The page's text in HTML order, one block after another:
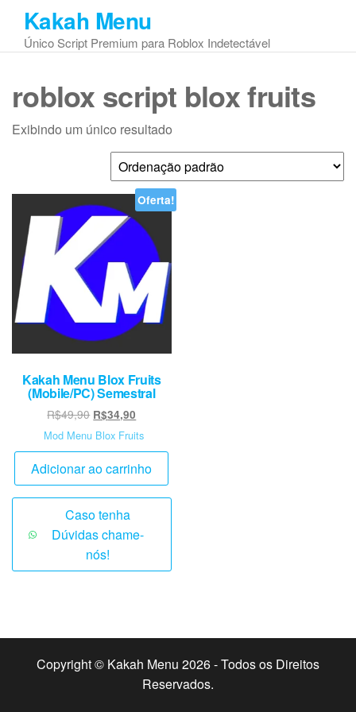
the
Kakah Menu
Único Script Premium para Roblox Indetectável
roblox script blox fruits
Exibindo um único resultado
Oferta!
Kakah Menu Blox Fruits
(Mobile/PC) Semestral
R$49,90 O
preço
era:
R$34,90
preço
é:
R$34,90.
Mod Menu Blox Fruits
Adicionar ao carrinho
Caso tenha
Dúvidas chame-
nós!
Copyright © Kakah Menu 2026 - Todos os Direitos
Reservados.